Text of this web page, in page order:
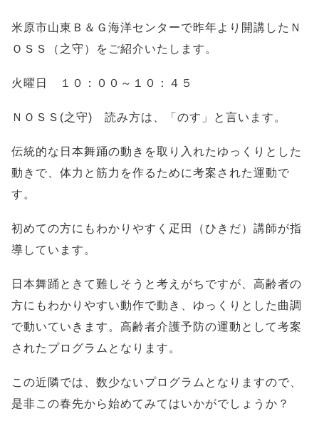
米原市山東Ｂ＆Ｇ海洋センターで昨年より開講したＮ
ＯＳＳ（之守）をご紹介いたします。
火曜日 １０：００～１０：４５
ＮＯＳＳ(之守) 読み方は、「のす」と言います。
伝統的な日本舞踊の動きを取り入れたゆっくりとした
動きで、体力と筋力を作るために考案された運動で
す。
初めての方にもわかりやすく疋田（ひきだ）講師が指
導しています。
日本舞踊ときて難しそうと考えがちですが、高齢者の
方にもわかりやすい動作で動き、ゆっくりとした曲調
で動いていきます。高齢者介護予防の運動として考案
されたプログラムとなります。
この近隣では、数少ないプログラムとなりますので、
是非この春先から始めてみてはいかがでしょうか？